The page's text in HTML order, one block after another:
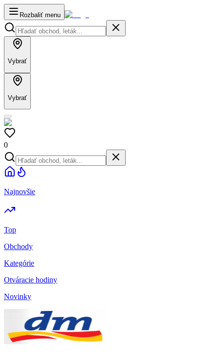
Rozbaliť menu
Vybrať
Vybrať
0
Najnovšie
Top
Obchody
Kategórie
Otváracie hodiny
Novinky